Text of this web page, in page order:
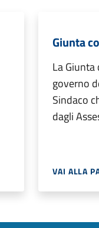
Giunta
La
governo
Sindaco
dagli
VAI ALLA